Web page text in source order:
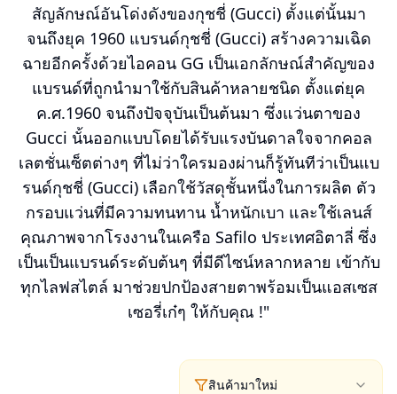
สัญลักษณ์อันโด่งดังของกุชชี่ (Gucci) ตั้งแต่นั้นมา
จนถึงยุค 1960 แบรนด์กุชชี่ (Gucci) สร้างความเฉิด
ฉายอีกครั้งด้วยไอคอน GG เป็นเอกลักษณ์สำคัญของ
แบรนด์ที่ถูกนำมาใช้กับสินค้าหลายชนิด ตั้งแต่ยุค
ค.ศ.1960 จนถึงปัจจุบันเป็นต้นมา ซึ่งแว่นตาของ
Gucci นั้นออกแบบโดยได้รับแรงบันดาลใจจากคอล
เลตชั่นเซ็ตต่างๆ ที่ไม่ว่าใครมองผ่านก็รู้ทันทีว่าเป็นแบ
รนด์กุชชี่ (Gucci) เลือกใช้วัสดุชั้นหนึ่งในการผลิต ตัว
กรอบแว่นที่มีความทนทาน น้ำหนักเบา และใช้เลนส์
คุณภาพจากโรงงานในเครือ Safilo ประเทศอิตาลี่ ซึ่ง
เป็นเป็นแบรนด์ระดับต้นๆ ที่มีดีไซน์หลากหลาย เข้ากับ
ทุกไลฟสไตล์ มาช่วยปกป้องสายตาพร้อมเป็นแอสเซส
เซอรี่เก๋ๆ ให้กับคุณ !"
สินค้ามาใหม่